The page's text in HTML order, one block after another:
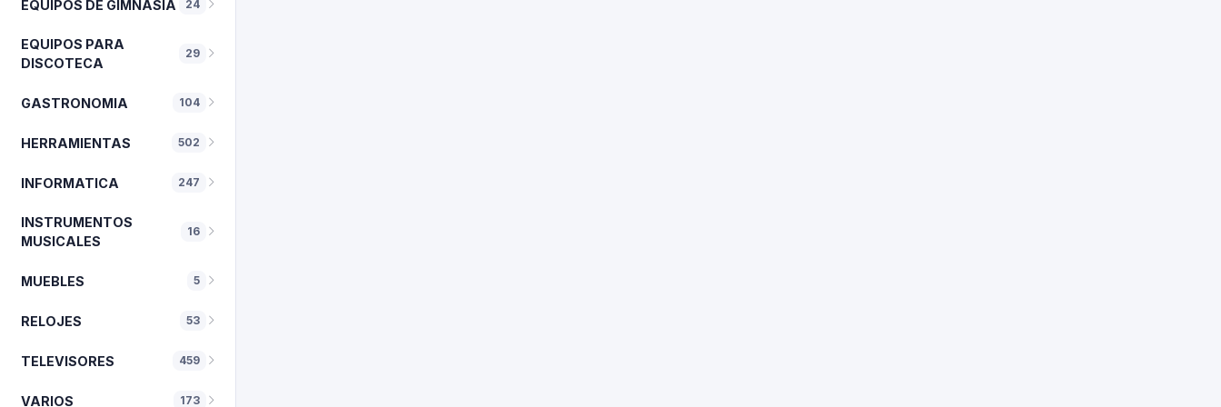
EQUIPOS DE GIMNASIA 24
EQUIPOS PARA
DISCOTECA
29
GASTRONOMIA 104
HERRAMIENTAS 502
INFORMATICA 247
INSTRUMENTOS
MUSICALES
16
MUEBLES 5
RELOJES 53
TELEVISORES 459
VARIOS 173